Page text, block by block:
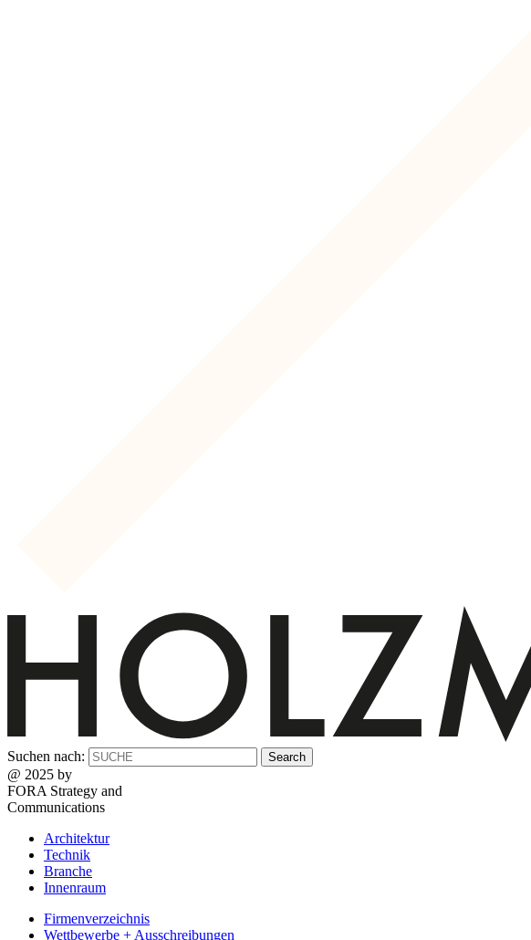
Suchen nach:
@ 2025 by
FORA Strategy and
Communications
Architektur
Technik
Branche
Innenraum
Firmenverzeichnis
Wettbewerbe + Ausschreibungen